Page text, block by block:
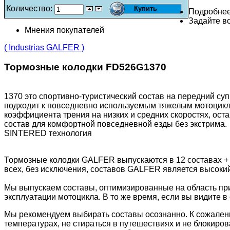
Количество:
Задайте
Мнения покупателей
( Industrias GALFER )
Тормозные колодки FD526G1370
1370 это спортивно-туристический состав на передний
подходит к повседневно используемым тяжелым
коэффициента трения на низких и средних скоростях,
состав для комфортной повседневной езды без экстрима.
SINTERED технология
Тормозные колодки GALFER выпускаются в 12 составах
всех, без исключения, составов GALFER является
Мы выпускаем составы, оптимизированные на область
эксплуатации мотоцикла. В то же время, если вы видите
Мы рекомендуем выбирать составы осознанно. К
температурах, не стираться в путешествиях и не